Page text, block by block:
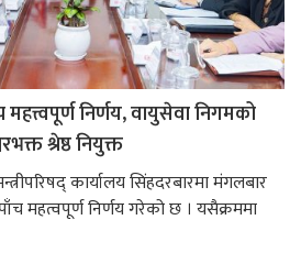
निर्णय, वायुसेवा निगमको
श्रेष्ठ नियुक्त
कार्यालय सिंहदरबारमा मंगलबार
महत्वपूर्ण निर्णय गरेको छ । यसैक्रममा